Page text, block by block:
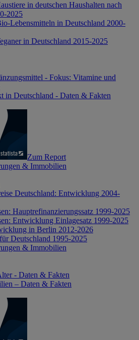
in deutschen Haushalten nach
2025
Lebensmitteln in Deutschland 2000-
in Deutschland 2015-2025
- Fokus: Vitamine und
in Deutschland - Daten & Fakten
Zum Report
& Immobilien
Deutschland: Entwicklung 2004-
Hauptrefinanzierungssatz 1999-2025
Entwicklung Einlagesatz 1999-2025
in Berlin 2012-2026
Deutschland 1995-2025
& Immobilien
- Daten & Fakten
– Daten & Fakten